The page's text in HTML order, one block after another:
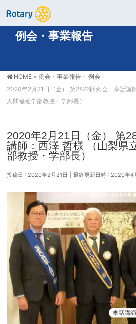
例会・事業報告
HOME » 例会・事業報告 » 例会 »
2020年2月21日（金） 第2876回例会 卓話講
人間福祉学部教授・学部長）
2020年2月21日（金） 第
講師：西澤 哲様 （山梨県
部教授・学部長）
投稿日 : 2020年2月21日 最終更新日時 : 2020年4